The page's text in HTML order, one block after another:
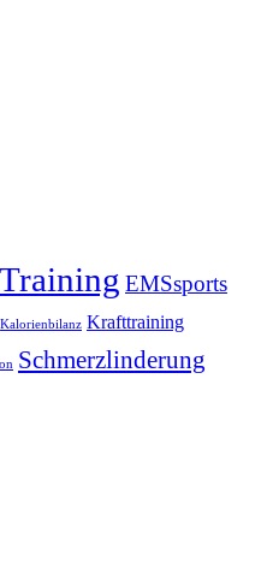
EMSsports
Kalorienbilanz Krafttraining
Schmerzlinderung